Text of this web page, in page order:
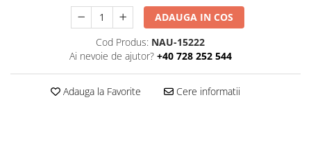
ADAUGA IN COS
Cod Produs: NAU-15222
Ai nevoie de ajutor? +40 728 252 544
Adauga la Favorite Cere informatii